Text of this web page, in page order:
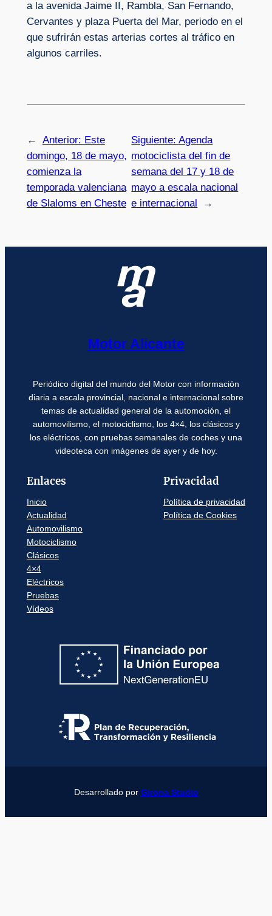
a la avenida Jaime II, Rambla, San Fernando,
Cervantes y plaza Puerta del Mar, periodo en el
que sufrirán estas arterias cortes al tráfico en
algunos carriles.
← Anterior: Este
domingo, 18 de mayo,
comienza la
temporada valenciana
de Slaloms en Cheste
Siguiente:Agenda
motociclista del fin de
semana del 17 y 18 de
mayo a escala nacional
e internacional
→
Motor Alicante
Periódico digital del mundo del Motor con información
diaria a escala provincial, nacional e internacional sobre
temas de actualidad general de la automoción, el
automovilismo, el motociclismo, los 4×4, los clásicos y
los eléctricos, con pruebas semanales de coches y una
videoteca con imágenes de ayer y de hoy.
Enlaces
Inicio
Actualidad
Automovilismo
Motociclismo
Clásicos
4×4
Eléctricos
Pruebas
Vídeos
Privacidad
Política de privacidad
Política de Cookies
Desarrollado por Girona Studio